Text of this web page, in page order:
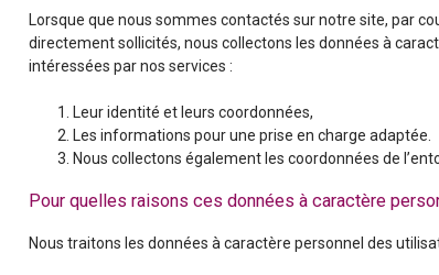
l
a
e
a
Lorsque que nous sommes contactés sur notre site, par
directement sollicités, nous collectons les données à
intéressées par nos services :
Leur identité et leurs coordonnées,
Les informations pour une prise en charge adaptée.
Nous collectons également les coordonnées de
Pour quelles raisons ces données à caractère
Nous traitons les données à caractère personnel des